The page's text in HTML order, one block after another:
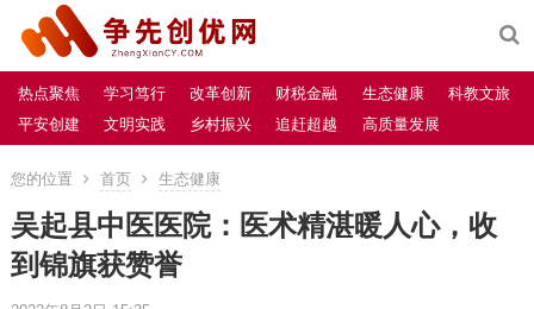
热点聚焦 学习笃行 改革创新 财税金融 生态健康
科教文旅
平安创建
文明实践 乡村振兴 追赶超越 高质量发展
您的位置 首页 生态健康
吴起县中医医院：医术精湛暖人心，收
到锦旗获赞誉